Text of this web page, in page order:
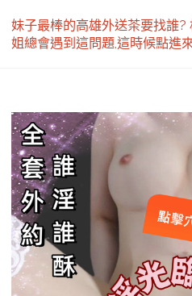
妹子最棒的高雄外送茶要找誰?
姐總會遇到這問題,這時候點進